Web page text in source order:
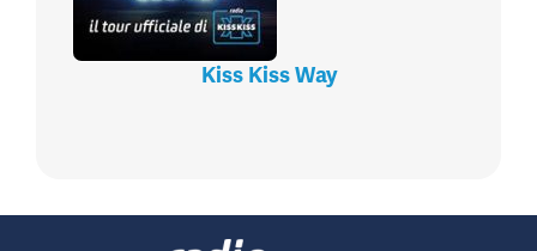
Kiss Kiss Way